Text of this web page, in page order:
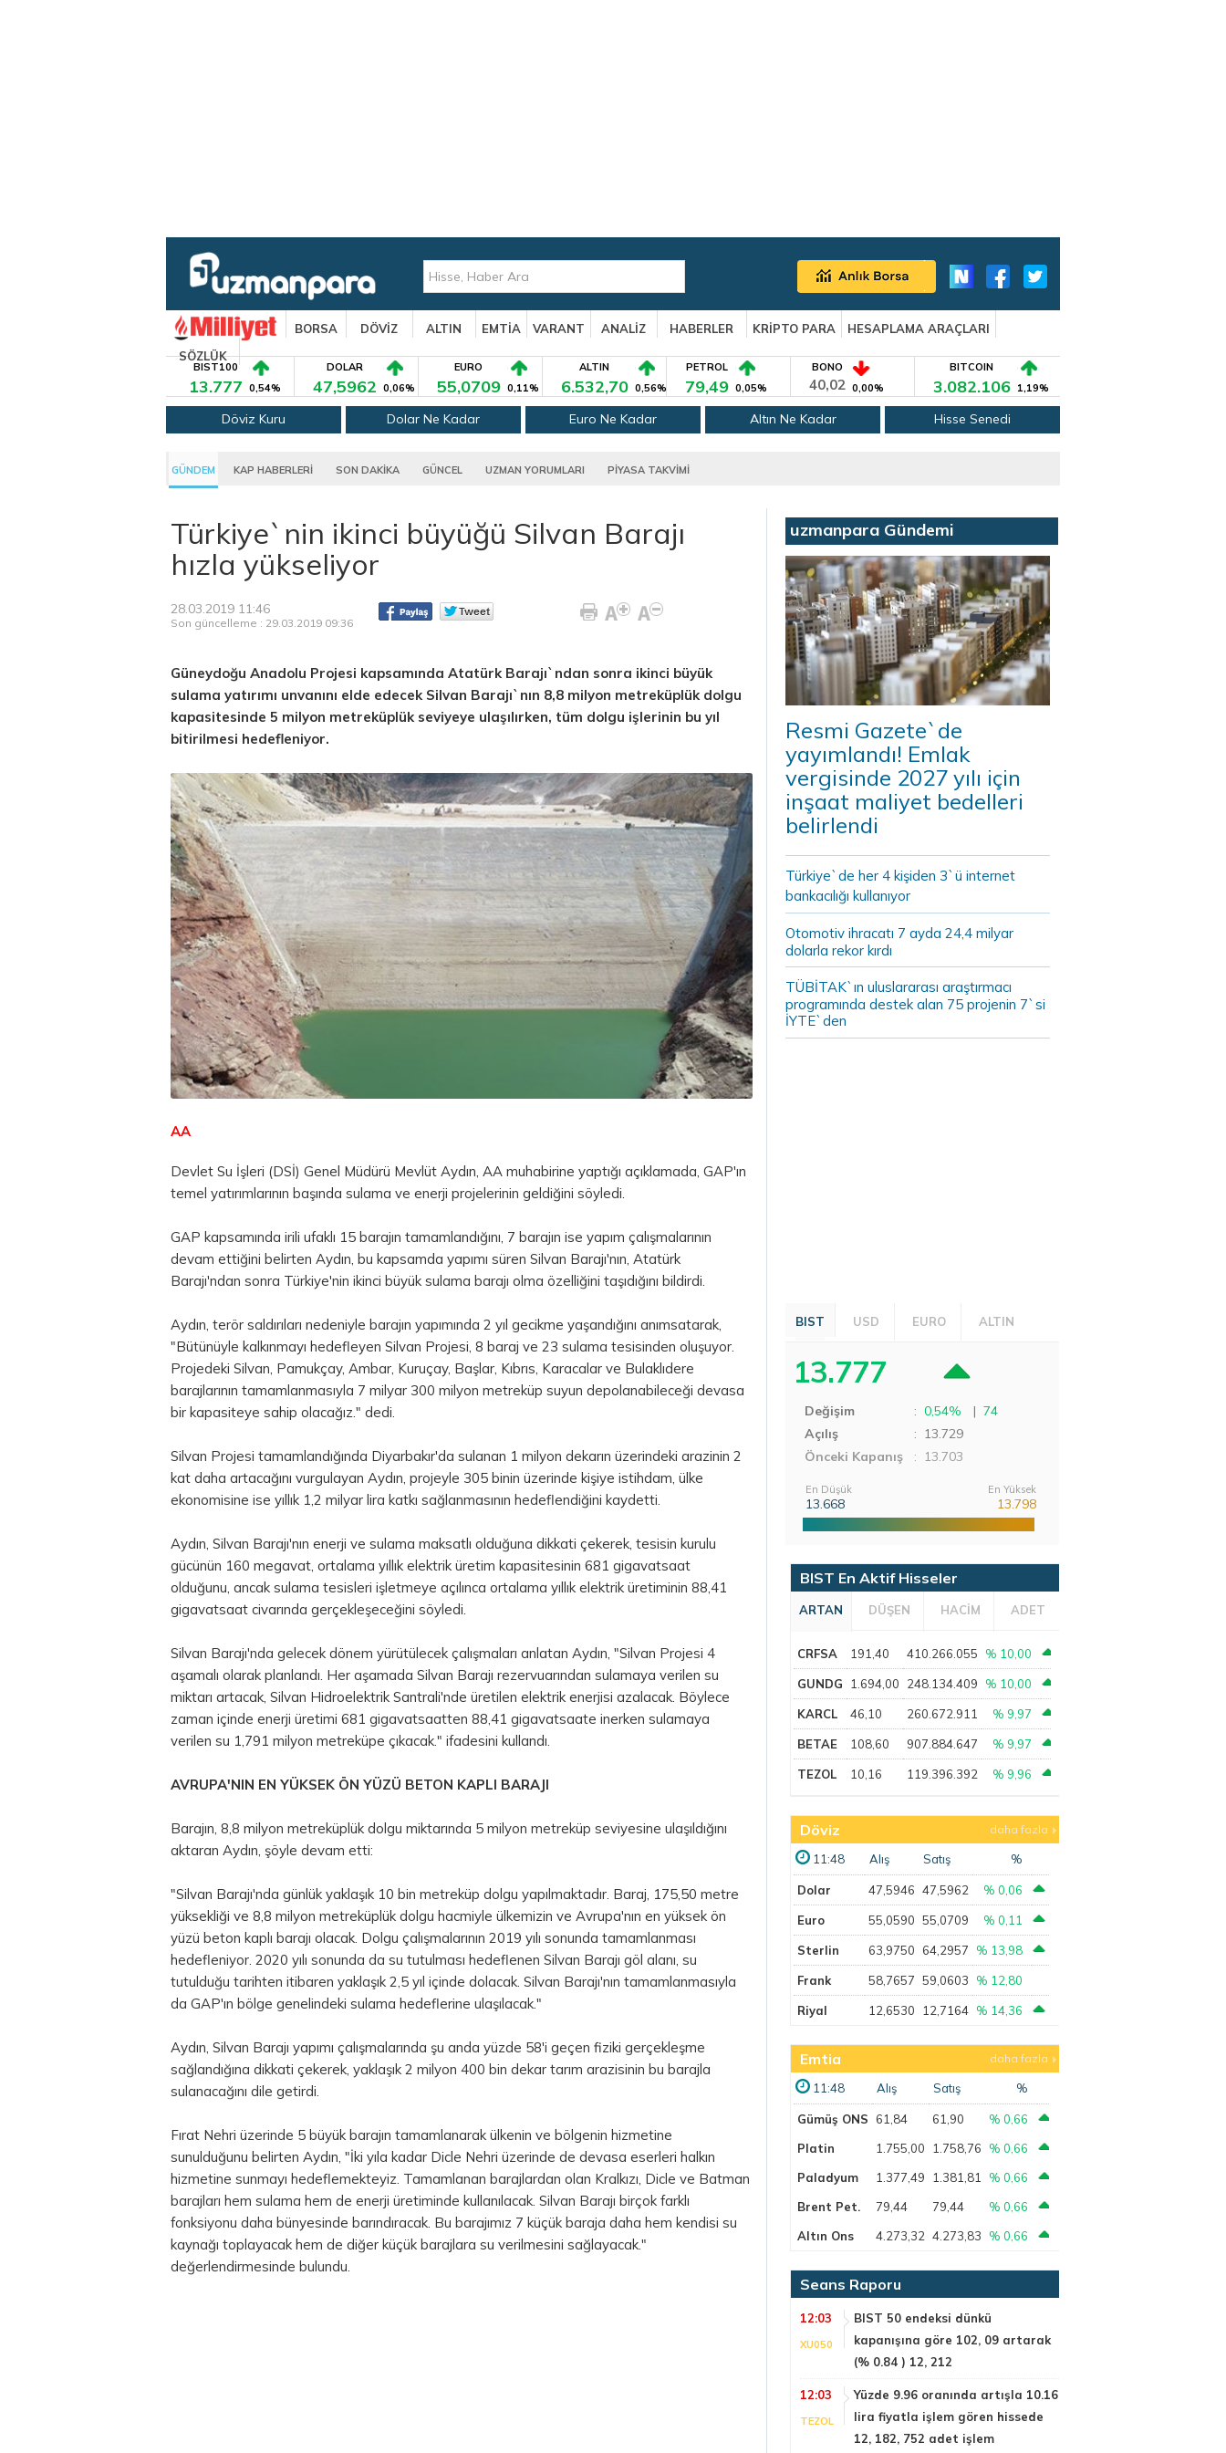
BORSA DÖVİZ ALTIN EMTİA VARANT ANALİZ HABERLER KRİPTO PARA
HESAPLAMA ARAÇLARI
SÖZLÜK
BIST100
13.777 0,54%
DOLAR
47,5962 0,06%
EURO
55,0709 0,11%
ALTIN
6.532,70 0,56%
PETROL
79,49 0,05%
BONO
40,02 0,00%
BITCOIN
3.082.106 1,19%
Döviz Kuru Dolar Ne Kadar Euro Ne Kadar Altın Ne Kadar Hisse Senedi
GÜNDEM KAP HABERLERİ SON DAKİKA GÜNCEL UZMAN YORUMLARI PİYASA TAKVİMİ
Türkiye`nin ikinci büyüğü Silvan Barajı
hızla yükseliyor
28.03.2019 11:46
Son güncelleme : 29.03.2019 09:36
Güneydoğu Anadolu Projesi kapsamında Atatürk Barajı`ndan sonra ikinci büyük
sulama yatırımı unvanını elde edecek Silvan Barajı`nın 8,8 milyon metreküplük dolgu
kapasitesinde 5 milyon metreküplük seviyeye ulaşılırken, tüm dolgu işlerinin bu yıl
bitirilmesi hedefleniyor.
AA
Devlet Su İşleri (DSİ) Genel Müdürü Mevlüt Aydın, AA muhabirine yaptığı açıklamada, GAP'ın
temel yatırımlarının başında sulama ve enerji projelerinin geldiğini söyledi.
GAP kapsamında irili ufaklı 15 barajın tamamlandığını, 7 barajın ise yapım çalışmalarının
devam ettiğini belirten Aydın, bu kapsamda yapımı süren Silvan Barajı'nın, Atatürk
Barajı'ndan sonra Türkiye'nin ikinci büyük sulama barajı olma özelliğini taşıdığını bildirdi.
Aydın, terör saldırıları nedeniyle barajın yapımında 2 yıl gecikme yaşandığını anımsatarak,
"Bütünüyle kalkınmayı hedefleyen Silvan Projesi, 8 baraj ve 23 sulama tesisinden oluşuyor.
Projedeki Silvan, Pamukçay, Ambar, Kuruçay, Başlar, Kıbrıs, Karacalar ve Bulaklıdere
barajlarının tamamlanmasıyla 7 milyar 300 milyon metreküp suyun depolanabileceği devasa
bir kapasiteye sahip olacağız." dedi.
Silvan Projesi tamamlandığında Diyarbakır'da sulanan 1 milyon dekarın üzerindeki arazinin 2
kat daha artacağını vurgulayan Aydın, projeyle 305 binin üzerinde kişiye istihdam, ülke
ekonomisine ise yıllık 1,2 milyar lira katkı sağlanmasının hedeflendiğini kaydetti.
Aydın, Silvan Barajı'nın enerji ve sulama maksatlı olduğuna dikkati çekerek, tesisin kurulu
gücünün 160 megavat, ortalama yıllık elektrik üretim kapasitesinin 681 gigavatsaat
olduğunu, ancak sulama tesisleri işletmeye açılınca ortalama yıllık elektrik üretiminin 88,41
gigavatsaat civarında gerçekleşeceğini söyledi.
Silvan Barajı'nda gelecek dönem yürütülecek çalışmaları anlatan Aydın, "Silvan Projesi 4
aşamalı olarak planlandı. Her aşamada Silvan Barajı rezervuarından sulamaya verilen su
miktarı artacak, Silvan Hidroelektrik Santrali'nde üretilen elektrik enerjisi azalacak. Böylece
zaman içinde enerji üretimi 681 gigavatsaatten 88,41 gigavatsaate inerken sulamaya
verilen su 1,791 milyon metreküpe çıkacak." ifadesini kullandı.
AVRUPA'NIN EN YÜKSEK ÖN YÜZÜ BETON KAPLI BARAJI
Barajın, 8,8 milyon metreküplük dolgu miktarında 5 milyon metreküp seviyesine ulaşıldığını
aktaran Aydın, şöyle devam etti:
"Silvan Barajı'nda günlük yaklaşık 10 bin metreküp dolgu yapılmaktadır. Baraj, 175,50 metre
yüksekliği ve 8,8 milyon metreküplük dolgu hacmiyle ülkemizin ve Avrupa'nın en yüksek ön
yüzü beton kaplı barajı olacak. Dolgu çalışmalarının 2019 yılı sonunda tamamlanması
hedefleniyor. 2020 yılı sonunda da su tutulması hedeflenen Silvan Barajı göl alanı, su
tutulduğu tarihten itibaren yaklaşık 2,5 yıl içinde dolacak. Silvan Barajı'nın tamamlanmasıyla
da GAP'ın bölge genelindeki sulama hedeflerine ulaşılacak."
Aydın, Silvan Barajı yapımı çalışmalarında şu anda yüzde 58'i geçen fiziki gerçekleşme
sağlandığına dikkati çekerek, yaklaşık 2 milyon 400 bin dekar tarım arazisinin bu barajla
sulanacağını dile getirdi.
Fırat Nehri üzerinde 5 büyük barajın tamamlanarak ülkenin ve bölgenin hizmetine
sunulduğunu belirten Aydın, "İki yıla kadar Dicle Nehri üzerinde de devasa eserleri halkın
hizmetine sunmayı hedeflemekteyiz. Tamamlanan barajlardan olan Kralkızı, Dicle ve Batman
barajları hem sulama hem de enerji üretiminde kullanılacak. Silvan Barajı birçok farklı
fonksiyonu daha bünyesinde barındıracak. Bu barajımız 7 küçük baraja daha hem kendisi su
kaynağı toplayacak hem de diğer küçük barajlara su verilmesini sağlayacak."
değerlendirmesinde bulundu.
uzmanpara Gündemi
Resmi Gazete`de
yayımlandı! Emlak
vergisinde 2027 yılı için
inşaat maliyet bedelleri
belirlendi
Türkiye`de her 4 kişiden 3`ü internet
bankacılığı kullanıyor
Otomotiv ihracatı 7 ayda 24,4 milyar
dolarla rekor kırdı
TÜBİTAK`ın uluslararası araştırmacı
programında destek alan 75 projenin 7`si
İYTE`den
BIST USD EURO ALTIN
13.777
Değişim : 0,54% | 74
Açılış
: 13.729
Önceki Kapanış
: 13.703
En Düşük
13.668
En Yüksek
13.798
BIST En Aktif Hisseler
ARTAN DÜŞEN HACİM ADET
CRFSA 191,40 410.266.055 % 10,00
GUNDG 1.694,00 248.134.409 % 10,00
KARCL 46,10 260.672.911 % 9,97
BETAE 108,60 907.884.647 % 9,97
TEZOL 10,16 119.396.392 % 9,96
Döviz daha fazla
11:48 Alış Satış %
Dolar 47,5946 47,5962 % 0,06
Euro 55,0590 55,0709 % 0,11
Sterlin 63,9750 64,2957 % 13,98
Frank 58,7657 59,0603 % 12,80
Riyal 12,6530 12,7164 % 14,36
Emtia daha fazla
11:48 Alış Satış %
Gümüş ONS 61,84 61,90
% 0,66
Platin
1.755,00 1.758,76
% 0,66
Paladyum
1.377,49 1.381,81
% 0,66
Brent Pet.
79,44 79,44
% 0,66
Altın Ons
4.273,32 4.273,83 % 0,66
Seans Raporu
12:03
XU050
BIST 50 endeksi dünkü
kapanışına göre 102, 09 artarak
(% 0.84 ) 12, 212
12:03
TEZOL
Yüzde 9.96 oranında artışla 10.16
lira fiyatla işlem gören hissede
12, 182, 752 adet işlem